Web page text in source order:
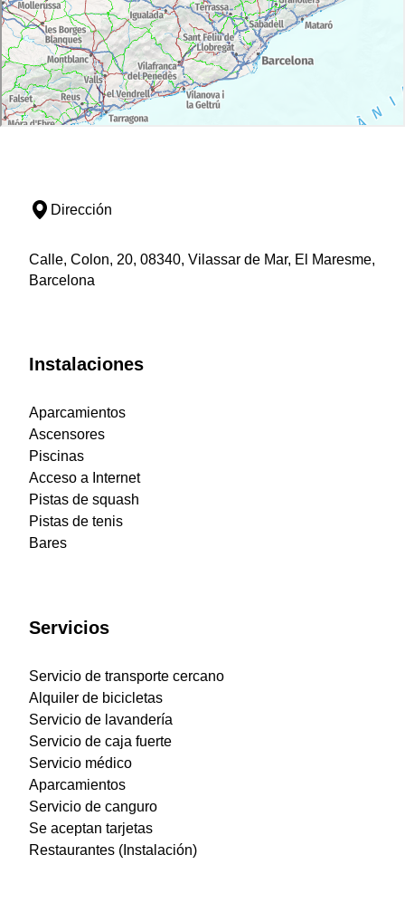
Dirección
Calle, Colon, 20, 08340, Vilassar de Mar, El Maresme,
Barcelona
Instalaciones
Aparcamientos
Ascensores
Piscinas
Acceso a Internet
Pistas de squash
Pistas de tenis
Bares
Servicios
Servicio de transporte cercano
Alquiler de bicicletas
Servicio de lavandería
Servicio de caja fuerte
Servicio médico
Aparcamientos
Servicio de canguro
Se aceptan tarjetas
Restaurantes (Instalación)